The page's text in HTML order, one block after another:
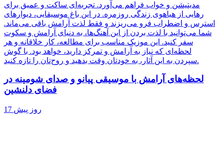
مدیتیشن و خواب فراهم می‌آورد. تجربه‌ای ساکت و عمیق برای
رهایی از هیاهوی زندگی روزمره. در این باغ موسیقایی، دیوارهای
استرس و اضطراب فرو می‌ریزند و فقط لذت آرامش باقی می‌ماند.
شما می‌توانید با لذت بردن از این آهنگ‌ها، به دنیای آرامش و سکوت
سفر کنید. این موزیک مناسب برای مطالعه، کار خلاقانه و هر
لحظه‌ای که نیاز به آرامش و تمرکز دارید، خواهد بود. با گوش
سپردن به این آثار، به خودتان وقت بدهید و روح‌تان را تازه کنید.
لحظه‌های آرامش با موسیقی پیانو و صدای شومینه در
فضای دلنشین
17 روز پیش